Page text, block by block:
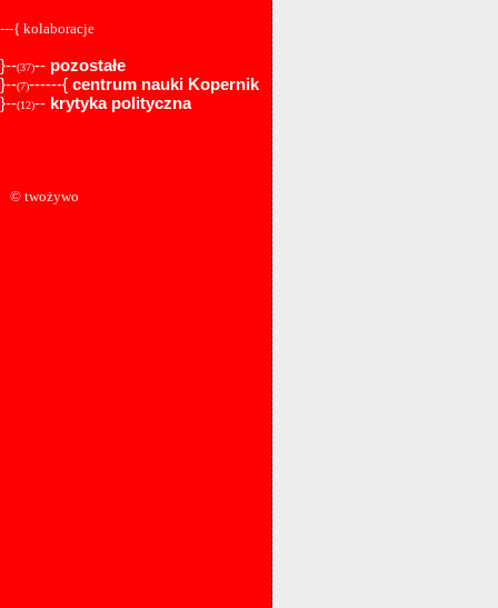
---{ kolaboracje
}--(37)-- pozostałe
}--(7)------{ centrum nauki Kopernik
}--(12)-- krytyka polityczna
© twożywo